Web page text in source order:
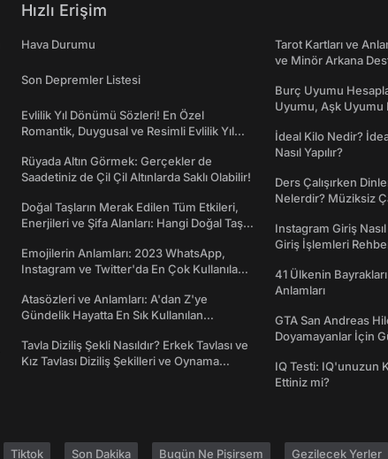
Hızlı Erişim
Hava Durumu
Son Depremler Listesi
Evlilik Yıl Dönümü Sözleri! En Özel
Romantik, Duygusal ve Resimli Evlilik Yıl
Rüyada Altın Görmek: Gerçekler de
Saadetiniz de Çil Çil Altınlarda Saklı Olabilir!
Doğal Taşların Merak Edilen Tüm Etkileri,
Enerjileri ve Şifa Alanları: Hangi Doğal Taş
Emojilerin Anlamları: 2023 WhatsApp,
Instagram ve Twitter'da En Çok Kullanılan
Atasözleri ve Anlamları: A'dan Z'ye
Gündelik Hayatta En Sık Kullanılan
Tavla Diziliş Şekli Nasıldır? Erkek Tavlası ve
Kız Tavlası Diziliş Şekilleri ve Oynama
Tarot Kartları ve
ve Minör Arkana
Burç Uyumu
Uyumu, Aşk Uyumu
İdeal Kilo Nedir?
Nasıl Yapılır?
Ders Çalışırken
Nelerdir? Müziksiz
Instagram Giriş
Giriş İşlemleri
41 Ülkenin
Anlamları
GTA San Andreas
Doyamayanlar İçin
IQ Testi: IQ'unuzun
Ettiniz mi?
Tiktok Son Dakika Bugün Ne Pişirsem Gezilecek Yerler